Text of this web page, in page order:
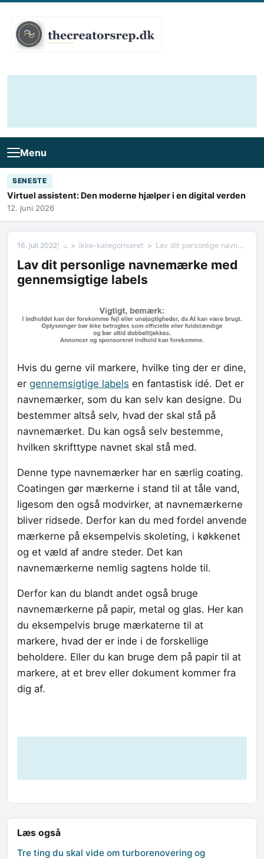
Menu
SENESTE
Virtuel assistent: Den moderne hjælper i en digital verden
12. juni 2026
16. juli 2022 ⌂ Ikke-kategoriseret Lav dit personlige navnemærke med gennemsigtige labels
Lav dit personlige navnemærke med
gennemsigtige labels
Hvis du gerne vil markere, hvilke ting der er dine,
er gennemsigtige labels en fantastisk idé. Det er
navnemærker, som du kan selv kan designe. Du
bestemmer altså selv, hvad der skal stå på
navnemærket. Du kan også selv bestemme,
hvilken skrifttype navnet skal stå med.
Denne type navnemærker har en særlig coating.
Coatingen gør mærkerne i stand til at tåle vand,
ligesom den også modvirker, at navnemærkerne
bliver ridsede. Derfor kan du med fordel anvende
mærkerne på eksempelvis skoleting, i køkkenet
og et væld af andre steder. Det kan
navnemærkerne nemlig sagtens holde til.
Derfor kan du blandt andet også bruge
navnemærkerne på papir, metal og glas. Her kan
du eksempelvis bruge mærkaterne til at
markere, hvad der er inde i de forskellige
beholdere. Eller du kan bruge dem på papir til at
markere, at et brev eller dokument kommer fra
dig af.
Læs også
Tre ting du skal vide om turborenovering og